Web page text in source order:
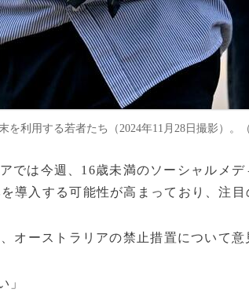
を利用する若者たち（2024年11月28日撮影）。
では今週、16歳未満のソーシャルメ
導入する可能性が高まっており、注目
オーストラリアの禁止措置について意
」